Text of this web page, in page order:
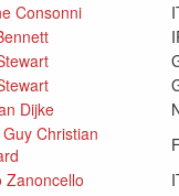
Consonni
Dijke
Christian
Zanoncello